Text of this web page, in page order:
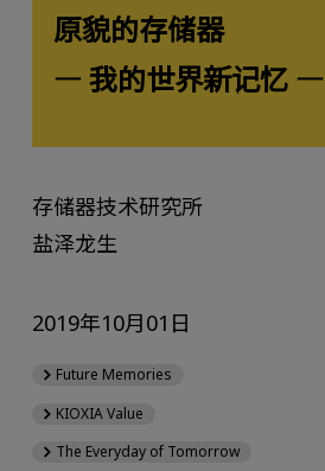
原貌的存储器
― 我的世界新记忆 ―
存储器技术研究所
盐泽龙生
2019年10月01日
Future Memories
KIOXIA Value
The Everyday of Tomorrow